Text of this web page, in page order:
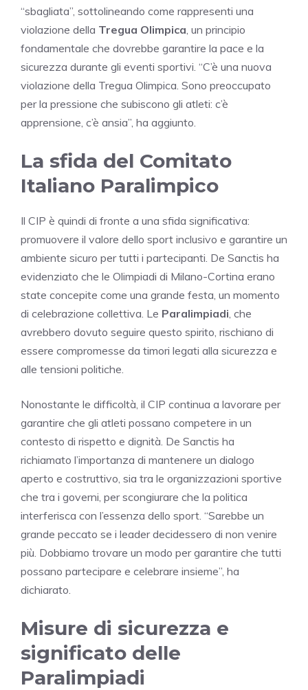
“sbagliata”, sottolineando come rappresenti una
violazione della Tregua Olimpica , un principio
fondamentale che dovrebbe garantire la pace e la
sicurezza durante gli eventi sportivi. “C’è una nuova
violazione della Tregua Olimpica. Sono preoccupato
per la pressione che subiscono gli atleti: c’è
apprensione, c’è ansia”, ha aggiunto.
La sfida del Comitato
Italiano Paralimpico
Il CIP è quindi di fronte a una sfida significativa:
promuovere il valore dello sport inclusivo e garantire un
ambiente sicuro per tutti i partecipanti. De Sanctis ha
evidenziato che le Olimpiadi di Milano-Cortina erano
state concepite come una grande festa, un momento
di celebrazione collettiva. Le Paralimpiadi , che
avrebbero dovuto seguire questo spirito, rischiano di
essere compromesse da timori legati alla sicurezza e
alle tensioni politiche.
Nonostante le difficoltà, il CIP continua a lavorare per
garantire che gli atleti possano competere in un
contesto di rispetto e dignità. De Sanctis ha
richiamato l’importanza di mantenere un dialogo
aperto e costruttivo, sia tra le organizzazioni sportive
che tra i governi, per scongiurare che la politica
interferisca con l’essenza dello sport. “Sarebbe un
grande peccato se i leader decidessero di non venire
più. Dobbiamo trovare un modo per garantire che tutti
possano partecipare e celebrare insieme”, ha
dichiarato.
Misure di sicurezza e
significato delle
Paralimpiadi